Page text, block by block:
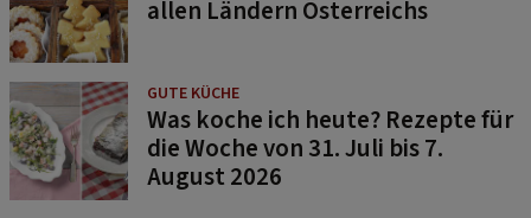
allen Ländern Österreichs
GUTE KÜCHE
Was koche ich heute? Rezepte für
die Woche von 31. Juli bis 7.
August 2026